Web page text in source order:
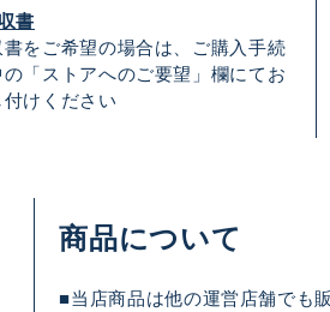
書
書をご希望の場合は、ご購入手続
の「ストアへのご要望」欄にてお
付けください
商品について
■当店商品は他の運営店舗でも